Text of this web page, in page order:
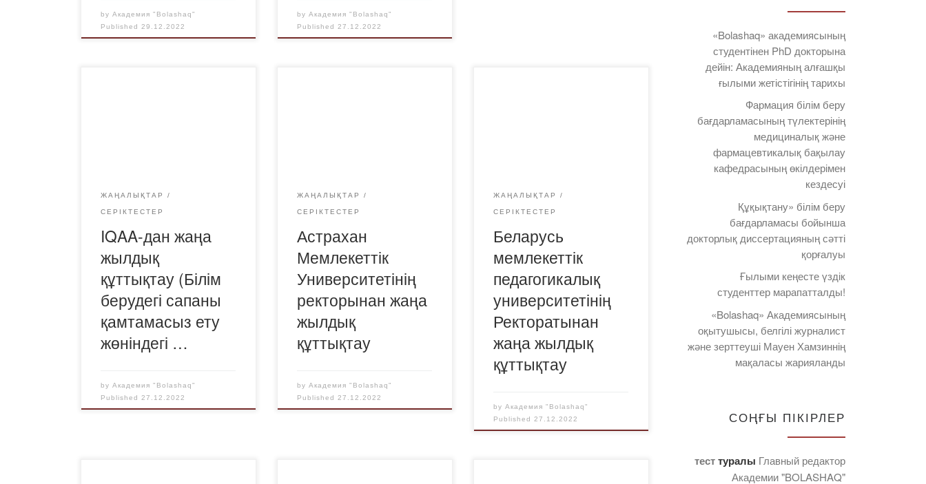
byАкадемия "Bolashaq"
Published29.12.2022
byАкадемия "Bolashaq"
Published27.12.2022
ЖАҢАЛЫҚТАР
СЕРІКТЕСТЕР
IQAA-дан жаңа
жылдық
құттықтау (Білім
берудегі сапаны
қамтамасыз ету
жөніндегі …
byАкадемия "Bolashaq"
Published27.12.2022
ЖАҢАЛЫҚТАР
СЕРІКТЕСТЕР
Астрахан
Мемлекеттік
Университетінің
ректорынан жаңа
жылдық
құттықтау
byАкадемия "Bolashaq"
Published27.12.2022
ЖАҢАЛЫҚТАР
СЕРІКТЕСТЕР
Беларусь
мемлекеттік
педагогикалық
университетінің
Ректоратынан
жаңа жылдық
құттықтау
byАкадемия "Bolashaq"
Published27.12.2022
«Bolashaq» академиясының
студентінен PhD докторына
дейін: Академияның алғашқы
ғылыми жетістігінің тарихы
Фармация білім беру
бағдарламасының түлектерінің
медициналық және
фармацевтикалық бақылау
кафедрасының өкілдерімен
кездесуі
Құқықтану» білім беру
бағдарламасы бойынша
докторлық диссертацияның сәтті
қорғалуы
Ғылыми кеңесте үздік
студенттер марапатталды!
«Bolashaq» Академиясының
оқытушысы, белгілі журналист
және зерттеуші Мауен Хамзиннің
мақаласы жарияланды
СОҢҒЫ ПІКІРЛЕР
тесттуралы Главный редактор
Академии "BOLASHAQ"